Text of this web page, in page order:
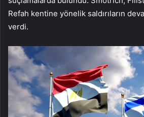
Refah kentine yönelik saldırıların
verdi.